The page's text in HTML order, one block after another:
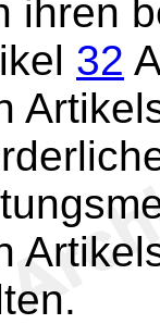
ihren
32